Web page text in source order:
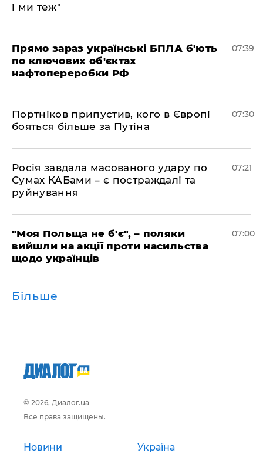
і ми теж"
Прямо зараз українські БПЛА б'ють
по ключових об'єктах
нафтопереробки РФ
07:39
Портніков припустив, кого в Європі
бояться більше за Путіна
07:30
Росія завдала масованого удару по
Сумах КАБами – є постраждалі та
руйнування
07:21
"Моя Польща не б'є", – поляки
вийшли на акції проти насильства
щодо українців
07:00
Більше
© 2026, Диалог.ua
Все права защищены.
Новини Україна